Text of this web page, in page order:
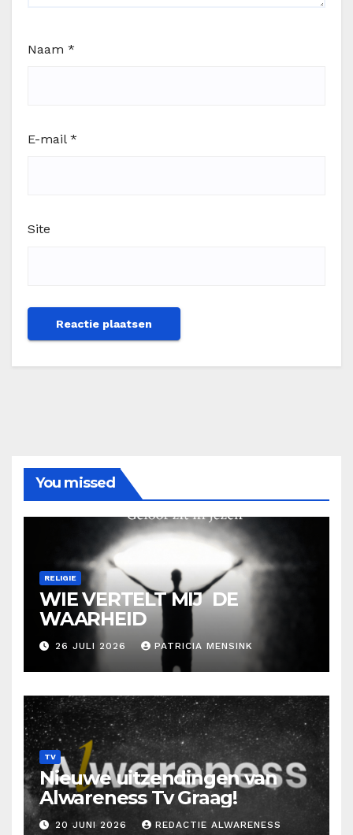
Naam *
E-mail *
Site
You missed
RELIGIE
WIE VERTELT MIJ DE
WAARHEID
26 JULI 2026 PATRICIA MENSINK
TV
Nieuwe uitzendingen van
Alwareness Tv Graag!
20 JUNI 2026 REDACTIE ALWARENESS